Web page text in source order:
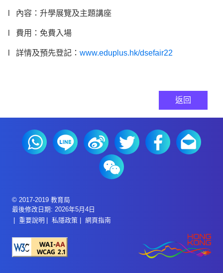
l 內容：升學展覽及主題講座
l 費用：免費入場
l 詳情及預先登記： www.eduplus.hk/dsefair22
返回
© 2017-2019 教育局
最後修改日期: 2026年5月4日
重要說明
私隱政策 網頁指南